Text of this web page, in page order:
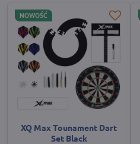
NOWOŚĆ
XQ Max Tounament Dart
Set Black